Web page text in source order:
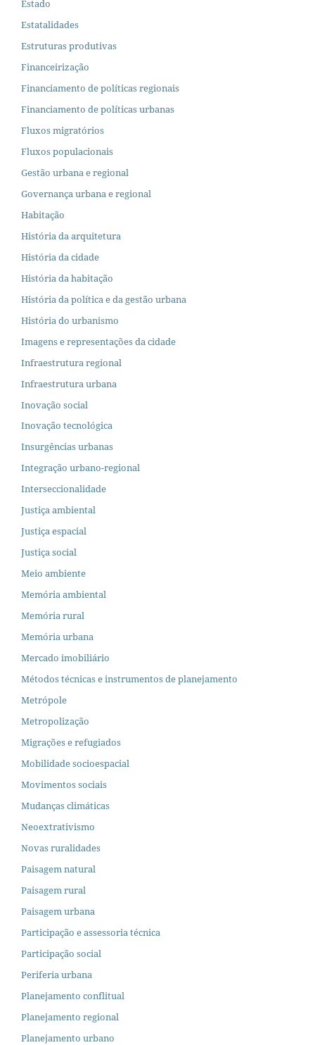
Estado
Estatalidades
Estruturas produtivas
Financeirização
Financiamento de políticas regionais
Financiamento de políticas urbanas
Fluxos migratórios
Fluxos populacionais
Gestão urbana e regional
Governança urbana e regional
Habitação
História da arquitetura
História da cidade
História da habitação
História da política e da gestão urbana
História do urbanismo
Imagens e representações da cidade
Infraestrutura regional
Infraestrutura urbana
Inovação social
Inovação tecnológica
Insurgências urbanas
Integração urbano-regional
Interseccionalidade
Justiça ambiental
Justiça espacial
Justiça social
Meio ambiente
Memória ambiental
Memória rural
Memória urbana
Mercado imobiliário
Métodos técnicas e instrumentos de planejamento
Metrópole
Metropolização
Migrações e refugiados
Mobilidade socioespacial
Movimentos sociais
Mudanças climáticas
Neoextrativismo
Novas ruralidades
Paisagem natural
Paisagem rural
Paisagem urbana
Participação e assessoria técnica
Participação social
Periferia urbana
Planejamento conflitual
Planejamento regional
Planejamento urbano